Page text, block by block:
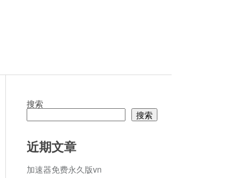
搜索
搜索
近期文章
加速器免费永久版vn